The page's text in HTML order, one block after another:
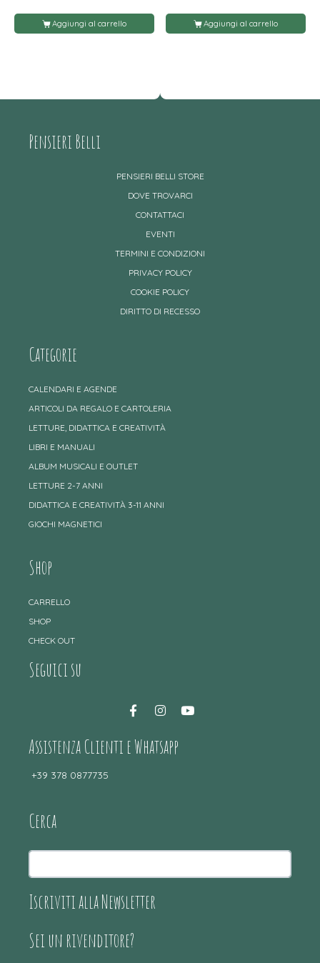
Aggiungi al carrello Aggiungi al carrello
Pensieri Belli
PENSIERI BELLI STORE
DOVE TROVARCI
CONTATTACI
EVENTI
TERMINI E CONDIZIONI
PRIVACY POLICY
COOKIE POLICY
DIRITTO DI RECESSO
Categorie
CALENDARI E AGENDE
ARTICOLI DA REGALO E CARTOLERIA
LETTURE, DIDATTICA E CREATIVITÀ
LIBRI E MANUALI
ALBUM MUSICALI E OUTLET
LETTURE 2-7 ANNI
DIDATTICA E CREATIVITÀ 3-11 ANNI
GIOCHI MAGNETICI
Shop
CARRELLO
SHOP
CHECK OUT
Seguici su
Assistenza Clienti e Whatsapp
+39 378 0877735
Cerca
Iscriviti alla Newsletter
Sei un rivenditore?